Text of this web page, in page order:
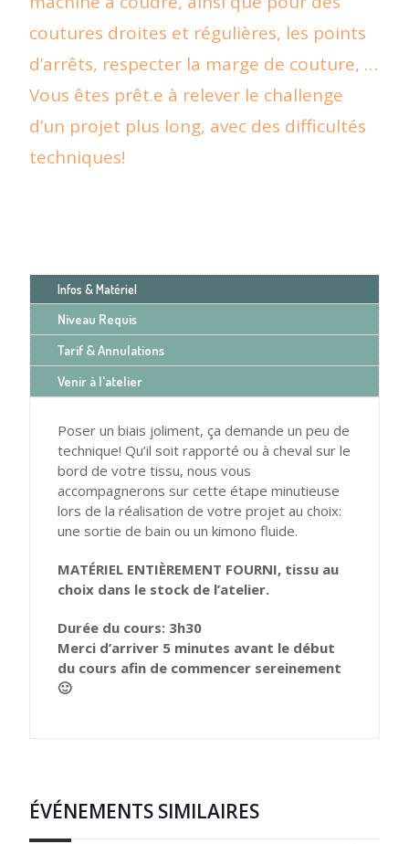
coutures droites et régulières, les points
d’arrêts, respecter la marge de couture, …
Vous êtes prêt.e à relever le challenge
d’un projet plus long, avec des difficultés
techniques!
Infos & Matériel
Niveau Requis
Tarif & Annulations
Venir à l'atelier
Poser un biais joliment, ça demande un peu de
technique! Qu’il soit rapporté ou à cheval sur le
bord de votre tissu, nous vous
accompagnerons sur cette étape minutieuse
lors de la réalisation de votre projet au choix:
une sortie de bain ou un kimono fluide.
MATÉRIEL ENTIÈREMENT FOURNI, tissu au
choix dans le stock de l’atelier.
Durée du cours: 3h30
Merci d’arriver 5 minutes avant le début
du cours afin de commencer sereinement
🙂
ÉVÉNEMENTS SIMILAIRES